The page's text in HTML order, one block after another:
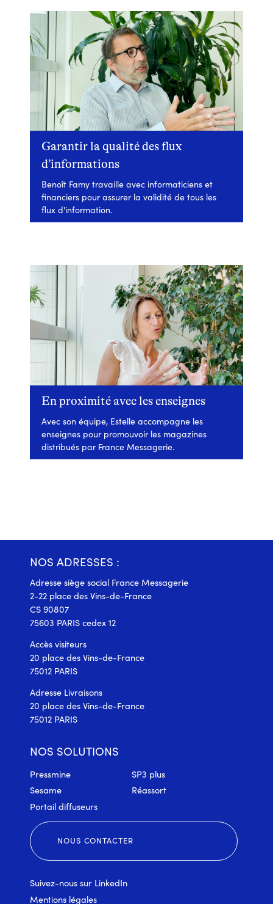
Garantir la qualité des flux
d’informations
Benoît Famy travaille avec informaticiens et
financiers pour assurer la validité de tous les
flux d'information.
En proximité avec les enseignes
Avec son équipe, Estelle accompagne les
enseignes pour promouvoir les magazines
distribués par France Messagerie.
NOS ADRESSES :
Adresse siège social France Messagerie
2-22 place des Vins-de-France
CS 90807
75603 PARIS cedex 12
Accès visiteurs
20 place des Vins-de-France
75012 PARIS
Adresse Livraisons
20 place des Vins-de-France
75012 PARIS
NOS SOLUTIONS
Pressmine
Sesame
Portail diffuseurs
SP3 plus
Réassort
NOUS CONTACTER
Suivez-nous sur LinkedIn
Mentions légales